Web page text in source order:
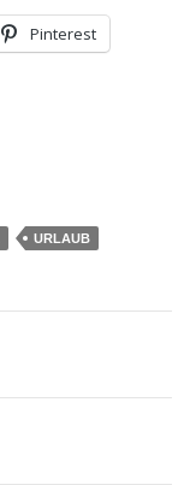
Pinterest
URLAUB